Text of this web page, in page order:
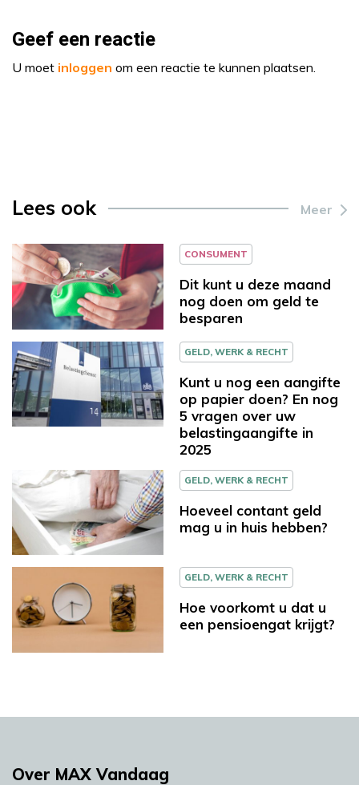
Geef een reactie
U moet inloggen om een reactie te kunnen plaatsen.
Lees ook Meer
CONSUMENT
Dit kunt u deze maand
nog doen om geld te
besparen
GELD, WERK & RECHT
Kunt u nog een aangifte
op papier doen? En nog
5 vragen over uw
belastingaangifte in
2025
GELD, WERK & RECHT
Hoeveel contant geld
mag u in huis hebben?
GELD, WERK & RECHT
Hoe voorkomt u dat u
een pensioengat krijgt?
Over MAX Vandaag